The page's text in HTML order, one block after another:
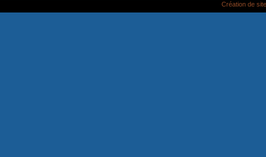
Création de